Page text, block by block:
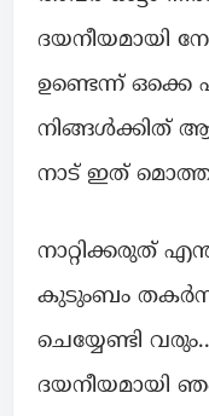
ദയനീയമായി
ഉണ്ടെന്ന് ഒക്കെ
നിങ്ങൾക്കിത്
നാട് ഇത്
നാറ്റിക്കരുത്
കുടുംബം
ചെയ്യേണ്ടി
ദയനീയമായി